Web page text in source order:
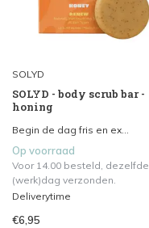
SOLYD
SOLYD - body scrub bar -
honing
Begin de dag fris en ex...
Op voorraad
Voor 14.00 besteld, dezelfde
(werk)dag verzonden.
Deliverytime
€6,95